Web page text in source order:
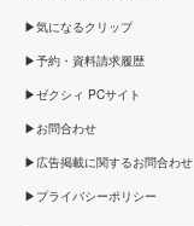
気になるクリップ
予約・資料請求履歴
ゼクシィ PCサイト
お問合わせ
広告掲載に関するお問合わせ
プライバシーポリシー